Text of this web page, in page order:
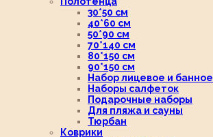
30*50 см
40*60 см
50*90 см
70*140 см
80*150 см
90*150 см
Набор лицевое и банное
Наборы салфеток
Подарочные наборы
Для пляжа и сауны
Тюрбан
Коврики